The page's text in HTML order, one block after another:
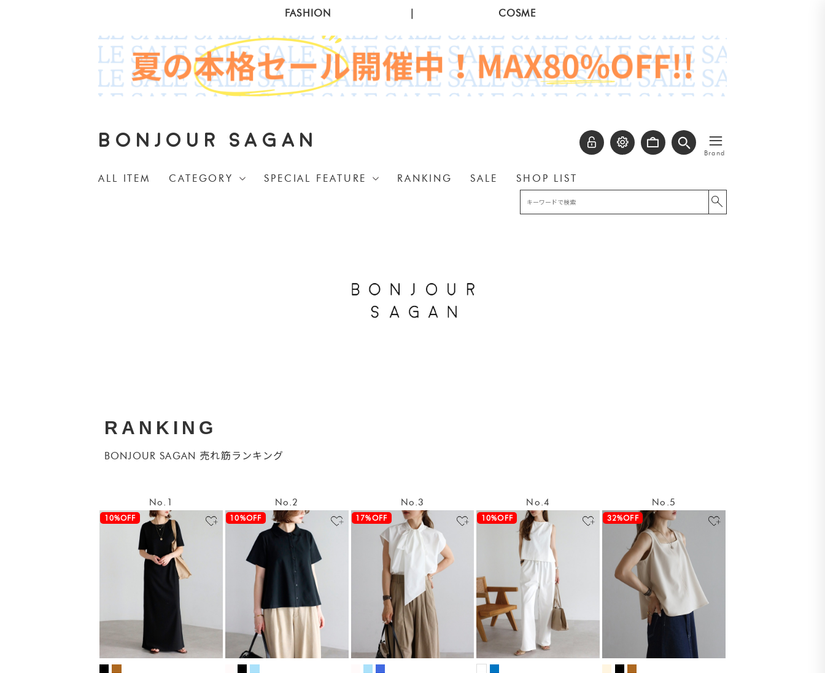
FASHION COSME
BONJOUR SAGAN ≡
Brand
ALL ITEM CATEGORY SPECIAL FEATURE RANKING SALE SHOP LIST
RANKING
BONJOUR SAGAN 売れ筋ランキング
No.1
10%OFF
No.2
10%OFF
No.3
17%OFF
No.4
10%OFF
No.5
32%OFF